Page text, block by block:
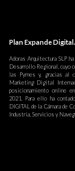
Plan Expande Digital.
Adoras Arquitectura SLP
Desarrollo Regional, cuyo
las Pymes y, gracias al
Marketing Digital
posicionamiento online
2021. Para ello ha
DIGITAL de la Cámara de
Industria, Servicios y